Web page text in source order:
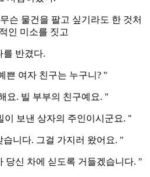
슨 물건을 팔고 싶기라도 한 것처
인 미소를 짓고
를 반겼다.
쁜 여자 친구는 누구니? "
요. 빌 부부의 친구예요. "
이 보낸 상자의 주인이시군요. "
니다. 그걸 가지러 왔어요. "
당신 차에 싣도록 거들겠습니다. "